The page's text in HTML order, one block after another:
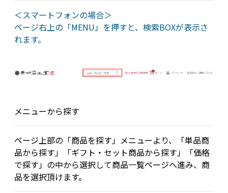
＜スマートフォンの場合＞
ページ右上の「MENU」を押すと、検索BOXが表示さ
れます。
メニューから探す
ページ上部の「商品を探す」メニューより、「単品商
品から探す」「ギフト・セット商品から探す」「価格
で探す」の中から選択して商品一覧ページへ進み、商
品を選択頂けます。